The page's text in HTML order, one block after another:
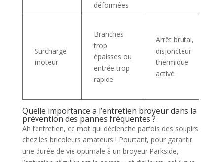
déformées
Surcharge
moteur
Branches
trop
épaisses ou
entrée trop
rapide
Arrêt brutal,
disjoncteur
thermique
activé
Quelle importance a l’entretien broyeur dans la
prévention des pannes fréquentes ?
Ah l’entretien, ce mot qui déclenche parfois des soupirs
chez les bricoleurs amateurs ! Pourtant, pour garantir
une durée de vie optimale à un broyeur Parkside,